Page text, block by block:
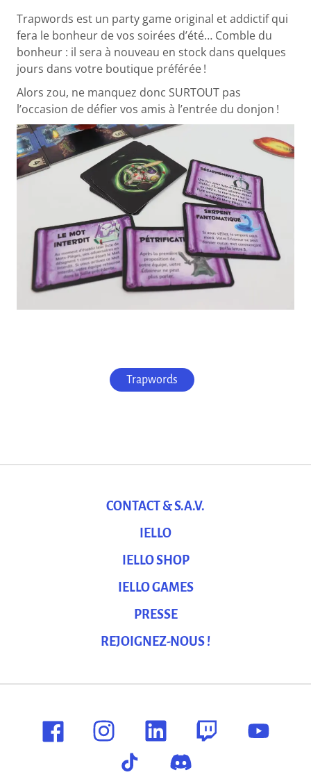
Trapwords est un party game original et addictif qui
fera le bonheur de vos soirées d’été… Comble du
bonheur : il sera à nouveau en stock dans quelques
jours dans votre boutique préférée !
Alors zou, ne manquez donc SURTOUT pas
l’occasion de défier vos amis à l’entrée du donjon !
Trapwords
CONTACT & S.A.V.
IELLO
IELLO SHOP
IELLO GAMES
PRESSE
REJOIGNEZ-NOUS !